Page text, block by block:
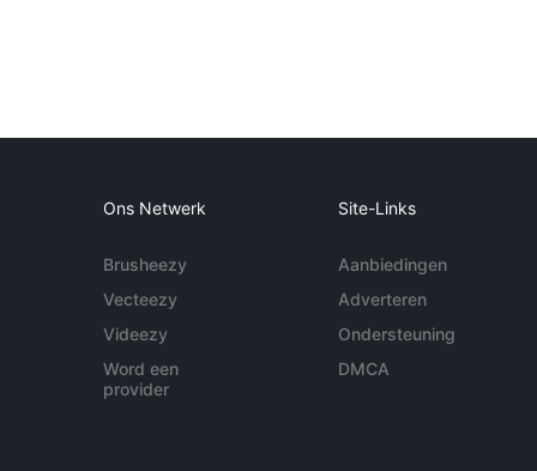
Ons Netwerk
Brusheezy
Vecteezy
Videezy
Word een
provider
Site-Links
Aanbiedingen
Adverteren
Ondersteuning
DMCA